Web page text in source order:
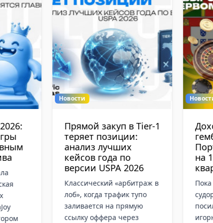
Новости
Прямой закуп в Tier-1
теряет позиции:
анализ лучших
кейсов года по
версии USPA 2026
Классический «арбитраж в
лоб», когда трафик тупо
заливается на прямую
ссылку оффера через
Новости
Доходы от
Португалии
на 13,7% в
квартале 2026
Пока вся Европа
судорожно думает,
посильнее закрутить
игорному бизнесу, в